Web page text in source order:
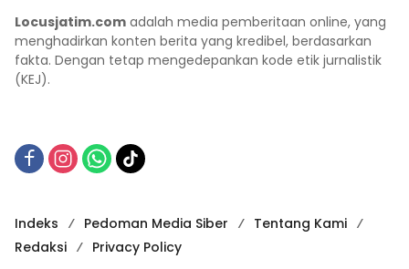
Locusjatim.com adalah media pemberitaan online, yang
menghadirkan konten berita yang kredibel, berdasarkan
fakta. Dengan tetap mengedepankan kode etik jurnalistik
(KEJ).
Indeks Pedoman Media Siber
Tentang Kami
Redaksi
Privacy Policy